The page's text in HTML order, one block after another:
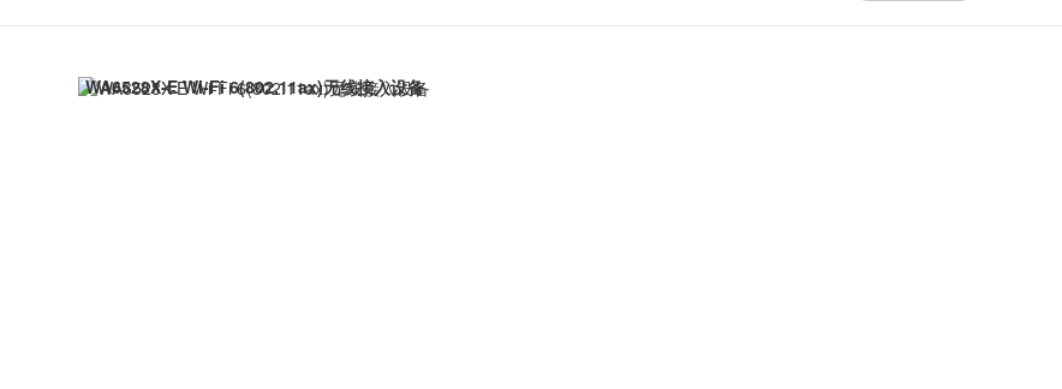
WA6528X-E Wi-Fi 6(802.11ax)无线接入设备